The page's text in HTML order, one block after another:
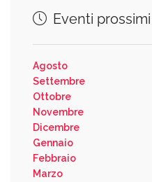
Eventi
Agosto
Settembre
Ottobre
Novembre
Dicembre
Gennaio
Febbraio
Marzo